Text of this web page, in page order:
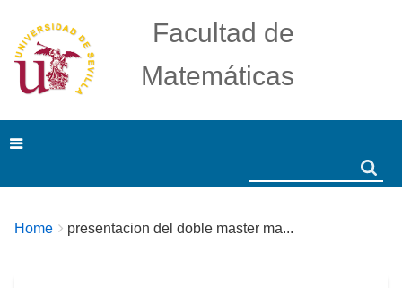
Facultad de
Matemáticas
Breadcrumbs
You
Home presentacion del doble master ma...